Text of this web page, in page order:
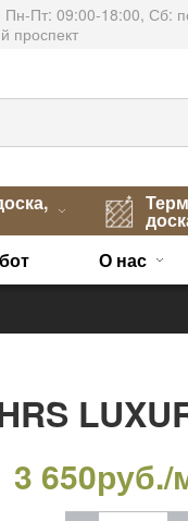
Пт: 09:00-18:00, Сб:
проспект
О нас
3 650руб./